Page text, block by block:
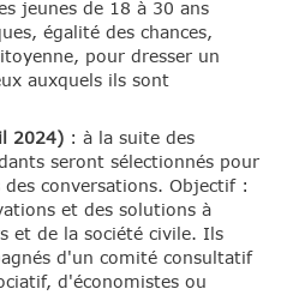
jeunes de 18 à 30 ans
égalité des chances,
pour dresser un
auxquels ils sont
2024): à la suite des
seront sélectionnés pour
conversations. Objectif :
et des solutions à
et de la société civile. Ils
d'un comité consultatif
d'économistes ou